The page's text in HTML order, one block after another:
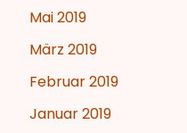
Mai 2019
März 2019
Februar 2019
Januar 2019